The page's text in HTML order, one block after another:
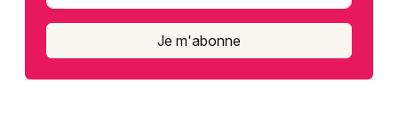
Je m'abonne